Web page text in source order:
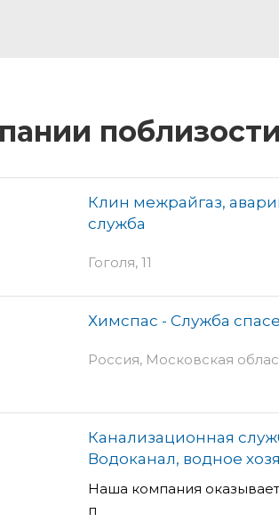
Клин межрайгаз,
служба
Гоголя, 11
Химспас - Служба
Россия, Московская
Канализационная
Водоканал, водное
Наша компания
п